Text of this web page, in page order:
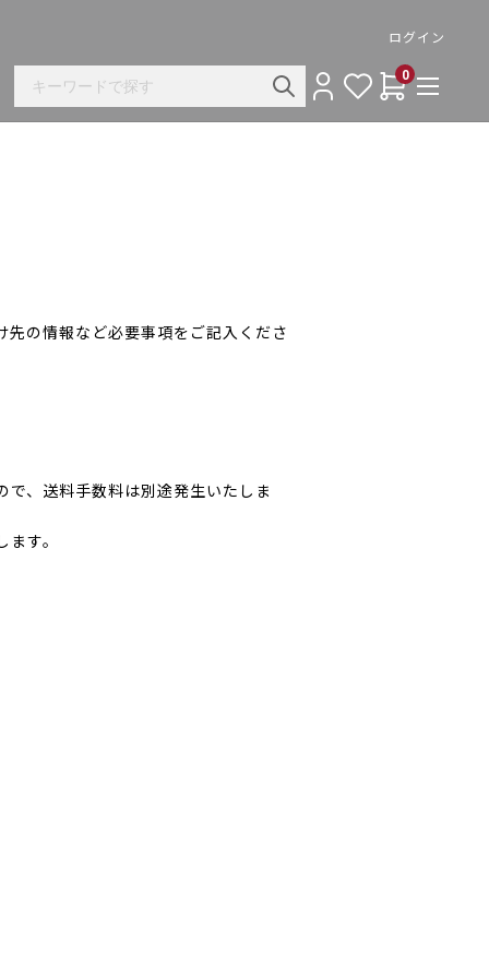
ログイン
0
先の情報など必要事項をご記入くださ
、送料手数料は別途発生いたしま
す。